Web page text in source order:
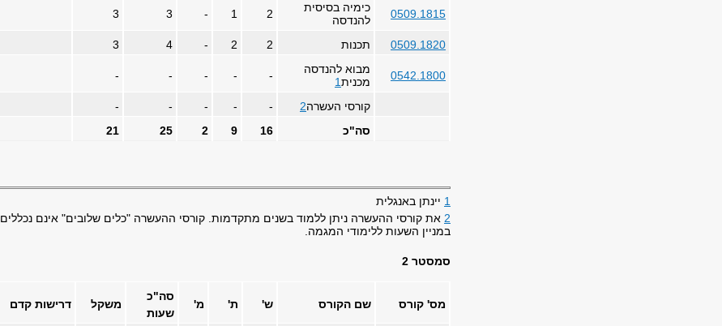
0509.1815
כימיה בסיסית
להנדסה
2
1
-
3
3
0509.1820 תכנות 2
2
-
4
3
0542.1800
מבוא להנדסה
מכנית1
-
-
-
-
-
קורסי העשרה2
-
-
-
-
-
סה"כ
16
9
2
25
21
1 יינתן באנגלית
2 את קורסי ההעשרה ניתן ללמוד בשנים מתקדמות. קורסי ההעשרה "כלים שלובים" אינם נכללים
במניין השעות ללימודי המגמה.
סמסטר 2
מס' קורס שם הקורס ש' ת' מ'
סה"כ
שעות
משקל דרישות קדם